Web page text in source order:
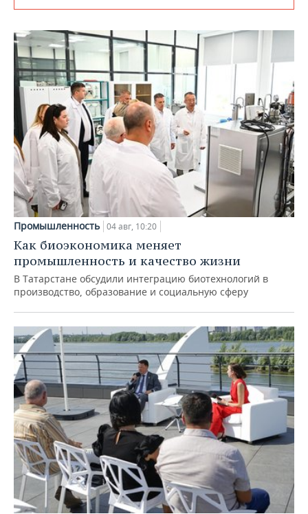
Промышленность 04 авг, 10:20
Как биоэкономика меняет
промышленность и качество жизни
В Татарстане обсудили интеграцию биотехнологий в
производство, образование и социальную сферу